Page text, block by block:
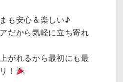
も安心＆楽しい♪
だから気軽に立ち寄れ
がれるから最初にも最
！